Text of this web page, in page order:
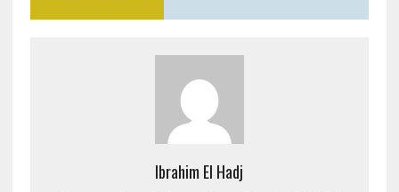
Ibrahim El Hadj